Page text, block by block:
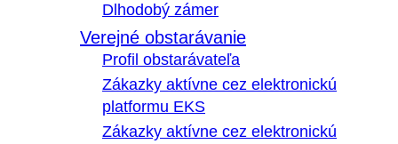
Dlhodobý zámer
Verejné obstarávanie
Profil obstarávateľa
Zákazky aktívne cez elektronickú
platformu EKS
Zákazky aktívne cez elektronickú